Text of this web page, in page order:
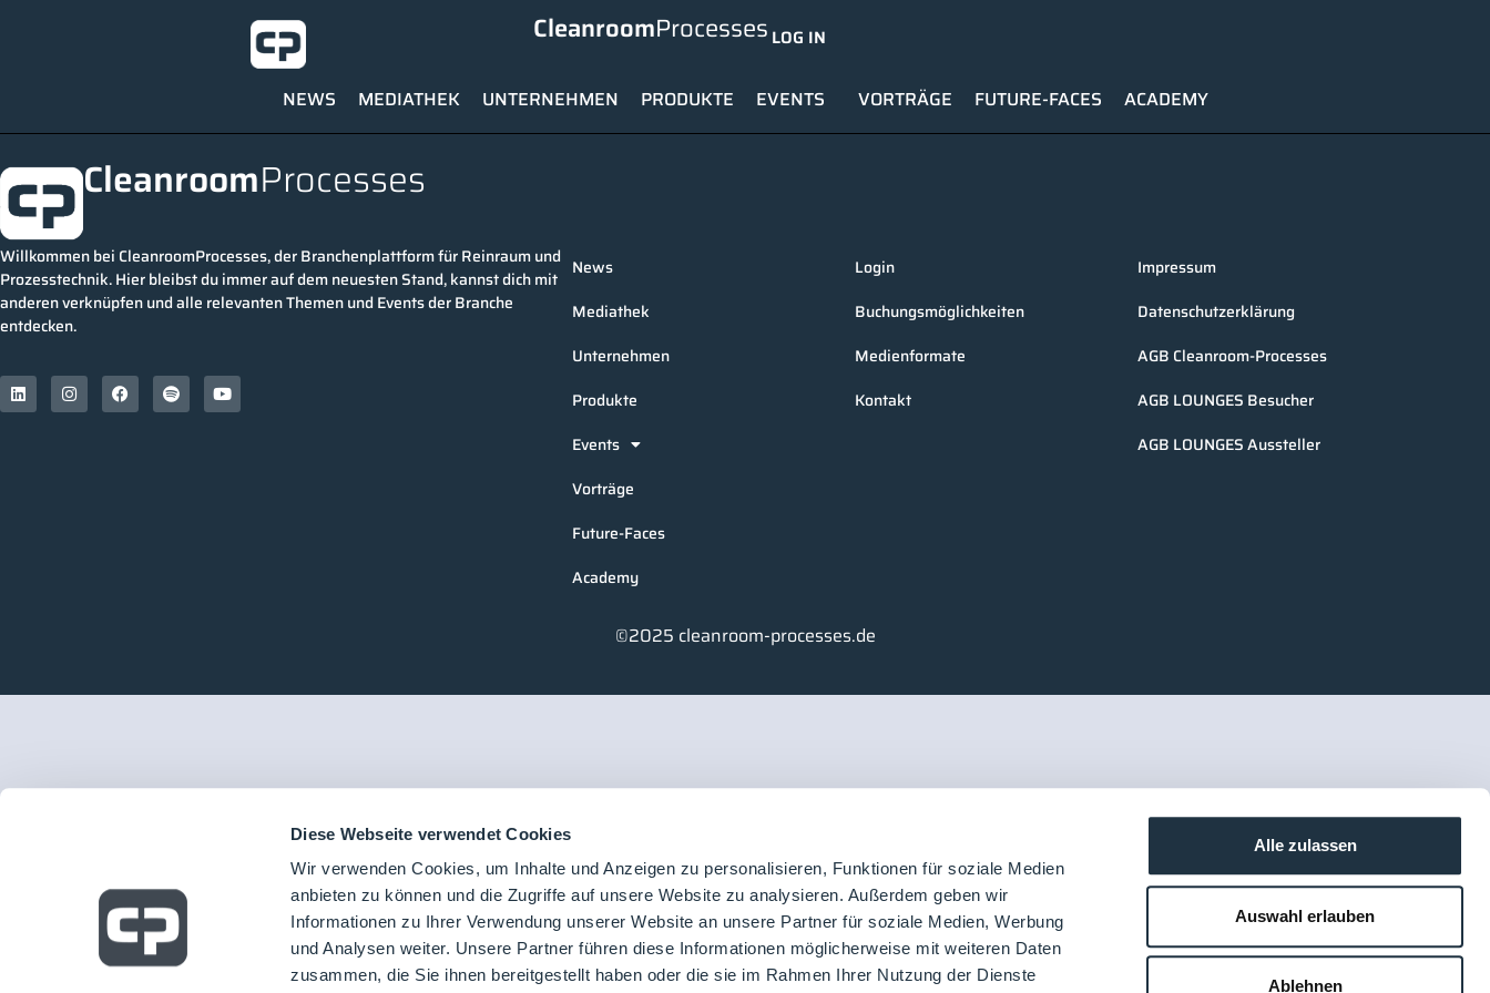
Diese Webseite verwendet Cookies
Wir verwenden Cookies, um Inhalte und Anzeigen zu personalisieren, Funktionen für soziale Medien
anbieten zu können und die Zugriffe auf unsere Website zu analysieren. Außerdem geben wir
Informationen zu Ihrer Verwendung unserer Website an unsere Partner für soziale Medien, Werbung
und Analysen weiter. Unsere Partner führen diese Informationen möglicherweise mit weiteren Daten
zusammen, die Sie ihnen bereitgestellt haben oder die sie im Rahmen Ihrer Nutzung der Dienste
Alle zulassen
Auswahl erlauben
Ablehnen
CleanroomProcesses LOG IN
NEWS MEDIATHEK UNTERNEHMEN PRODUKTE EVENTS VORTRÄGE FUTURE-FACES ACADEMY
CleanroomProcesses
Willkommen bei CleanroomProcesses, der Branchenplattform für Reinraum und
Prozesstechnik. Hier bleibst du immer auf dem neuesten Stand, kannst dich mit
anderen verknüpfen und alle relevanten Themen und Events der Branche
entdecken.
News
Mediathek
Unternehmen
Produkte
Events
Vorträge
Future-Faces
Academy
Login
Buchungsmöglichkeiten
Medienformate
Kontakt
Impressum
Datenschutzerklärung
AGB Cleanroom-Processes
AGB LOUNGES Besucher
AGB LOUNGES Aussteller
©2025 cleanroom-processes.de